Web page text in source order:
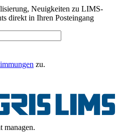
Neuigkeiten zu LIMS-
direkt in Ihren Posteingang
zu.
managen.